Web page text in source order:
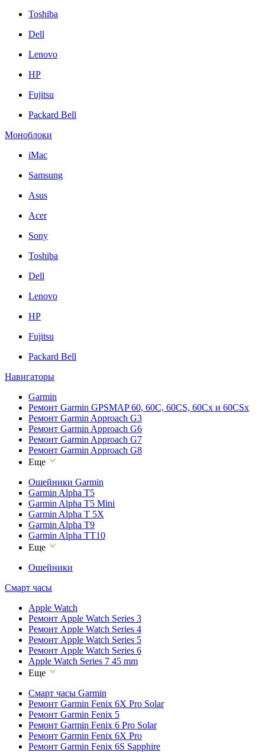
Toshiba
Dell
Lenovo
HP
Fujitsu
Packard Bell
Моноблоки
iMac
Samsung
Asus
Acer
Sony
Toshiba
Dell
Lenovo
HP
Fujitsu
Packard Bell
Навигаторы
Garmin
Ремонт Garmin GPSMAP 60, 60C, 60CS, 60Cx и 60CSx
Ремонт Garmin Approach G3
Ремонт Garmin Approach G6
Ремонт Garmin Approach G7
Ремонт Garmin Approach G8
Еще
Ошейники Garmin
Garmin Alpha T5
Garmin Alpha T5 Mini
Garmin Alpha T 5X
Garmin Alpha T9
Garmin Alpha TT10
Еще
Ошейники
Смарт часы
Apple Watch
Ремонт Apple Watch Series 3
Ремонт Apple Watch Series 4
Ремонт Apple Watch Series 5
Ремонт Apple Watch Series 6
Apple Watch Series 7 45 mm
Еще
Смарт часы Garmin
Ремонт Garmin Fenix 6X Pro Solar
Ремонт Garmin Fenix 5
Ремонт Garmin Fenix 6 Pro Solar
Ремонт Garmin Fenix 6X Pro
Ремонт Garmin Fenix 6S Sapphire